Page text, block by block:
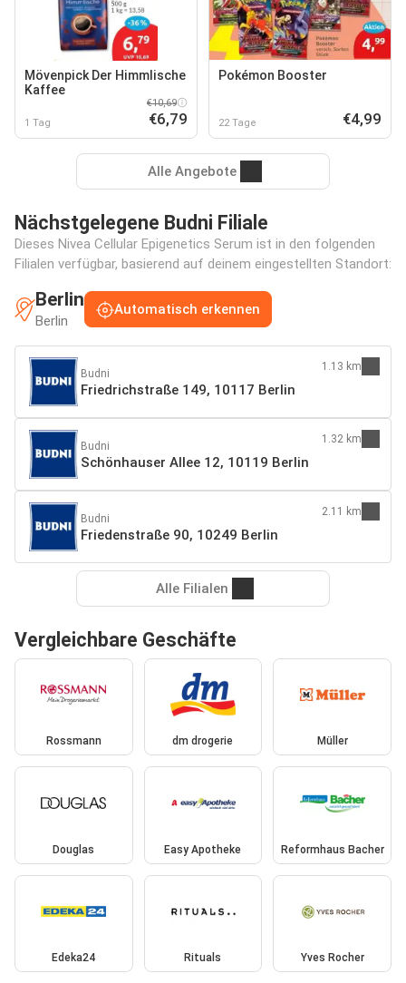
Mövenpick Der Himmlische
Kaffee
1 Tag
€10,69
€6,79
Pokémon Booster
22 Tage €4,99
Alle Angebote
Nächstgelegene Budni Filiale
Dieses Nivea Cellular Epigenetics Serum ist in den folgenden
Filialen verfügbar, basierend auf deinem eingestellten Standort:
Berlin
Berlin
Automatisch erkennen
Budni
Friedrichstraße 149, 10117 Berlin
1.13 km
Budni
Schönhauser Allee 12, 10119 Berlin
1.32 km
Budni
Friedenstraße 90, 10249 Berlin
2.11 km
Alle Filialen
Vergleichbare Geschäfte
Rossmann dm drogerie Müller
Douglas Easy Apotheke Reformhaus Bacher
Edeka24 Rituals Yves Rocher